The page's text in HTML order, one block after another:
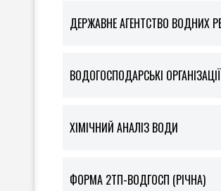
ДЕРЖАВНЕ АГЕНТСТВО ВОДНИХ
ВОДОГОСПОДАРСЬКІ ОРГАНІЗАЦІЇ
ХІМІЧНИЙ АНАЛІЗ ВОДИ
ФOРМА 2ТП-ВОДГОСП (РІЧНА)